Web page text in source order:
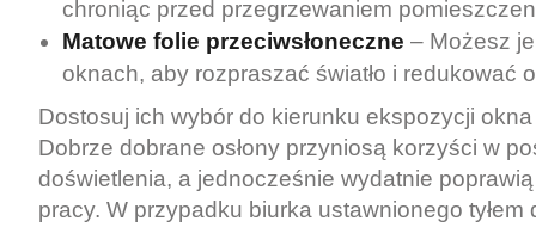
chroniąc przed przegrzewaniem
Matowe folie przeciwsłoneczne – Możesz
oknach, aby rozpraszać światło i redukować
Dostosuj ich wybór do kierunku ekspozycji
Dobrze dobrane osłony przyniosą korzyści w
doświetlenia, a jednocześnie wydatnie
pracy. W przypadku biurka ustawnionego tyłem